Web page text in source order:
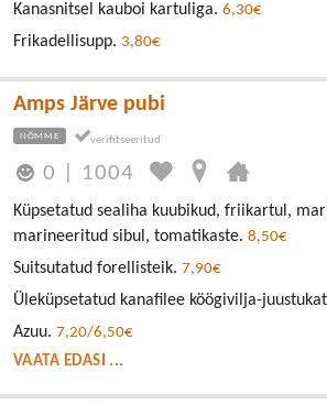
Kanasnitsel kauboi kartuliga. 6,30€
Frikadellisupp. 3,80€
Amps Järve pubi
NÕMME
0 1004
Küpsetatud sealiha kuubikud, friikartul,
marineeritud sibul, tomatikaste. 8,50€
Suitsutatud forellisteik. 7,90€
Üleküpsetatud kanafilee köögivilja-
Azuu. 7,20/6,50€
VAATA EDASI ...